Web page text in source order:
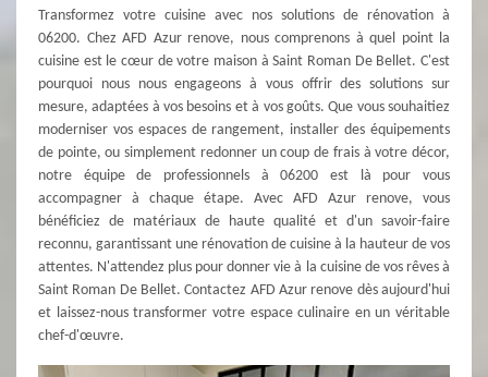
Transformez votre cuisine avec nos solutions de rénovation à
06200. Chez AFD Azur renove, nous comprenons à quel point la
cuisine est le cœur de votre maison à Saint Roman De Bellet. C'est
pourquoi nous nous engageons à vous offrir des solutions sur
mesure, adaptées à vos besoins et à vos goûts. Que vous souhaitiez
moderniser vos espaces de rangement, installer des équipements
de pointe, ou simplement redonner un coup de frais à votre décor,
notre équipe de professionnels à 06200 est là pour vous
accompagner à chaque étape. Avec AFD Azur renove, vous
bénéficiez de matériaux de haute qualité et d'un savoir-faire
reconnu, garantissant une rénovation de cuisine à la hauteur de vos
attentes. N'attendez plus pour donner vie à la cuisine de vos rêves à
Saint Roman De Bellet. Contactez AFD Azur renove dès aujourd'hui
et laissez-nous transformer votre espace culinaire en un véritable
chef-d'œuvre.